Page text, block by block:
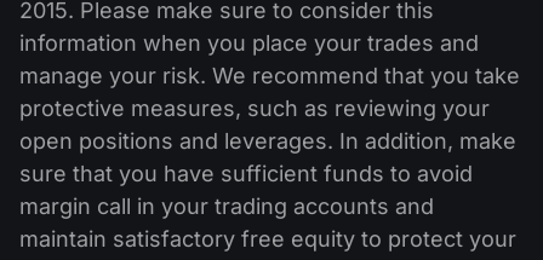
PAMM ECN
Masters e Seguidores
Concursos Forex
Ações
Criptomoedas
Calendário de dividendos
Fórum Forex
Centro de ajuda
O que é negociação de CFDs?
O que é negociação ECN?
Por que nós?
História
Contate-nos
2015. Please make sure to consider this
information when you place your trades and
manage your risk. We recommend that you take
protective measures, such as reviewing your
open positions and leverages. In addition, make
sure that you have sufficient funds to avoid
margin call in your trading accounts and
maintain satisfactory free equity to protect your